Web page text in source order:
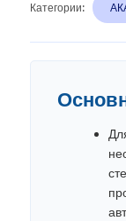
Категории: